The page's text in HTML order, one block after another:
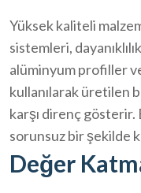
Yüksek kaliteli
sistemleri,
alüminyum profiller
kullanılarak üretilen
karşı direnç gösterir.
sorunsuz bir şekilde
Değer